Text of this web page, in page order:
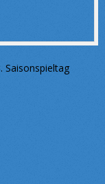
Saisonspieltag